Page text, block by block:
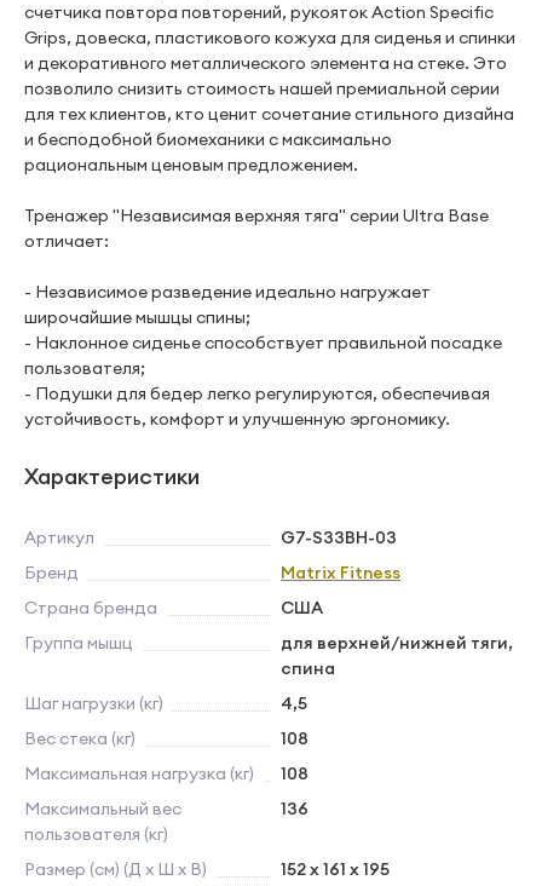
счетчика повтора повторений, рукояток Action Specific
Grips, довеска, пластикового кожуха для сиденья и спинки
и декоративного металлического элемента на стеке. Это
позволило снизить стоимость нашей премиальной серии
для тех клиентов, кто ценит сочетание стильного дизайна
и бесподобной биомеханики с максимально
рациональным ценовым предложением.
Тренажер "Независимая верхняя тяга" серии Ultra Base
отличает:
- Независимое разведение идеально нагружает
широчайшие мышцы спины;
- Наклонное сиденье способствует правильной посадке
пользователя;
- Подушки для бедер легко регулируются, обеспечивая
устойчивость, комфорт и улучшенную эргономику.
Характеристики
Артикул
G7-S33BH-03
Бренд
Matrix Fitness
Страна бренда
США
Группа мышц
для верхней/нижней тяги,
спина
Шаг нагрузки (кг)
4,5
Вес стека (кг)
108
Максимальная нагрузка (кг)
108
Максимальный вес
пользователя (кг)
136
Размер (см) (Д х Ш х В) 152 x 161 x 195